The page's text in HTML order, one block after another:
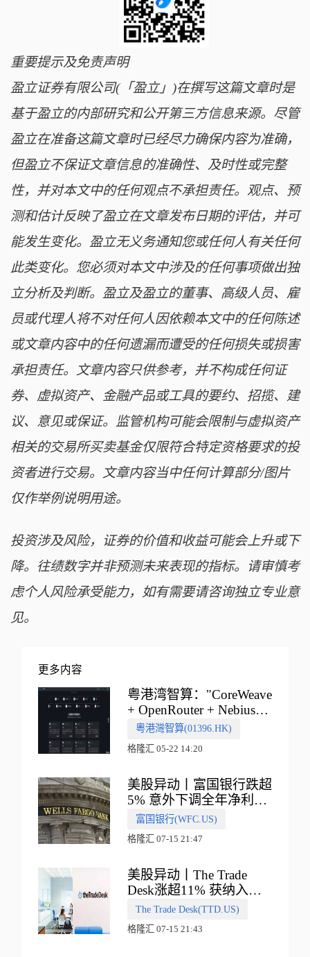
重要提示及免责声明
盈立证券有限公司(「盈立」)在撰写这篇文章时是
基于盈立的内部研究和公开第三方信息来源。尽管
盈立在准备这篇文章时已经尽力确保内容为准确，
但盈立不保证文章信息的准确性、及时性或完整
性，并对本文中的任何观点不承担责任。观点、预
测和估计反映了盈立在文章发布日期的评估，并可
能发生变化。盈立无义务通知您或任何人有关任何
此类变化。您必须对本文中涉及的任何事项做出独
立分析及判断。盈立及盈立的董事、高级人员、雇
员或代理人将不对任何人因依赖本文中的任何陈述
或文章内容中的任何遗漏而遭受的任何损失或损害
承担责任。文章内容只供参考，并不构成任何证
券、虚拟资产、金融产品或工具的要约、招揽、建
议、意见或保证。监管机构可能会限制与虚拟资产
相关的交易所买卖基金仅限符合特定资格要求的投
资者进行交易。文章内容当中任何计算部分/图片
仅作举例说明用途。
投资涉及风险，证券的价值和收益可能会上升或下
降。往绩数字并非预测未来表现的指标。请审慎考
虑个人风险承受能力，如有需要请咨询独立专业意
见。
更多内容
粤港湾智算："CoreWeave
+ OpenRouter + Nebius"
多向融合的中国智算新范
式
粵港灣智算(01396.HK)
格隆汇 05-22 14:20
美股异动丨富国银行跌超
5% 意外下调全年净利息
收入指引
富国银行(WFC.US)
格隆汇 07-15 21:47
美股异动丨The Trade
Desk涨超11% 获纳入标
普500指数
The Trade Desk(TTD.US)
格隆汇 07-15 21:43